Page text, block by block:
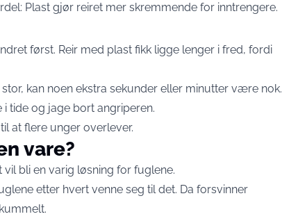
Plast gjør reiret mer skremmende for inntrengere.
først. Reir med plast fikk ligge lenger i fred, fordi
kan noen ekstra sekunder eller minutter være nok.
tide og jage bort angriperen.
at flere unger overlever.
vare?
bli en varig løsning for fuglene.
etter hvert venne seg til det. Da forsvinner